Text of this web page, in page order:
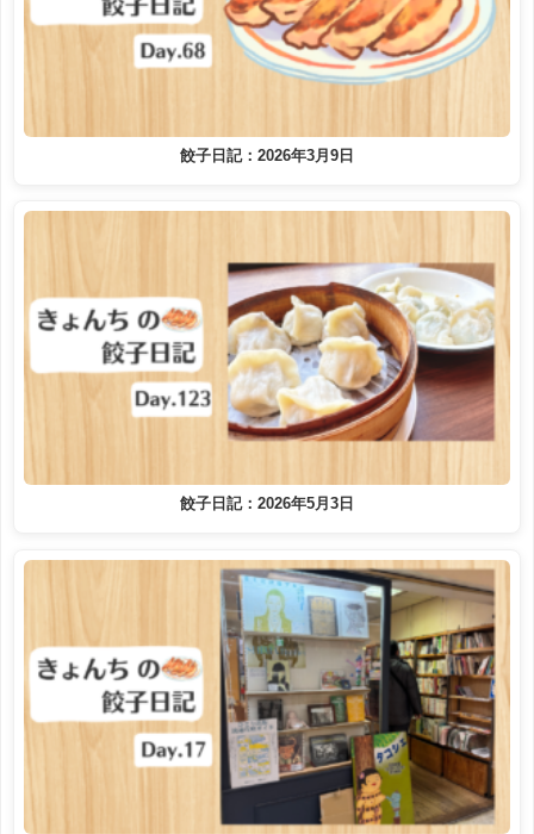
餃子日記：2026年3月9日
餃子日記：2026年5月3日